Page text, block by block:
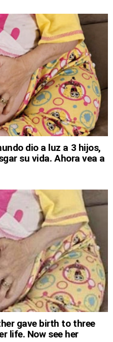
dio a luz a 3 hijos,
su vida. Ahora vea a
gave birth to three
life. Now see her